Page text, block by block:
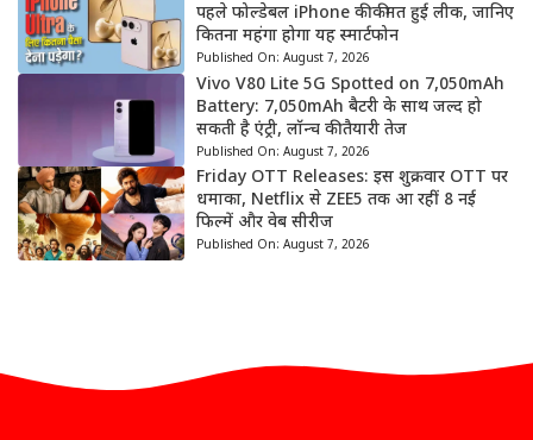
पहले फोल्डेबल iPhone की कीमत हुई लीक, जानिए
कितना महंगा होगा यह स्मार्टफोन
Published On: August 7, 2026
Vivo V80 Lite 5G Spotted on 7,050mAh
Battery: 7,050mAh बैटरी के साथ जल्द हो
सकती है एंट्री, लॉन्च की तैयारी तेज
Published On: August 7, 2026
Friday OTT Releases: इस शुक्रवार OTT पर
धमाका, Netflix से ZEE5 तक आ रहीं 8 नई
फिल्में और वेब सीरीज
Published On: August 7, 2026